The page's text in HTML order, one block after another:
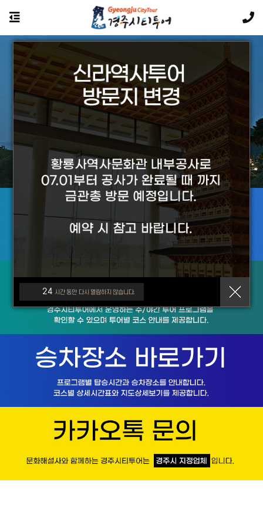
24 시간 동안 다시 열람하지 않습니다.
경주의 야경투어는 황홀합니다.
투어상품에 대해
궁금하신 사항은 카카오톡 문의를 이용하세요
카카오톡 문의